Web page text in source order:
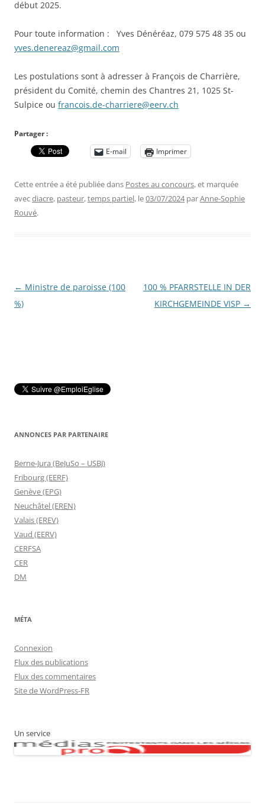
début 2025.
Pour toute information : Yves Dénéréaz, 079 575 48 35 ou
yves.denereaz@gmail.com
Les postulations sont à adresser à François de Charrière,
président du Comité, chemin des Chantres 21, 1025 St-
Sulpice ou francois.de-charriere@eerv.ch
Partager :
E-mail
Imprimer
Cette entrée a été publiée dans Postes au concours, et marquée
avecdiacre, pasteur,temps partiel, le03/07/2024 parAnne-Sophie
Rouvé.
Navigation
des
← Ministre de paroisse (100
%)
100 % PFARRSTELLE IN DER
KIRCHGEMEINDE VISP →
ANNONCES PAR PARTENAIRE
Berne-Jura (BeJuSo – USBJ)
Fribourg (EERF)
Genève (EPG)
Neuchâtel (EREN)
Valais (EREV)
Vaud (EERV)
CERFSA
CER
DM
MÉTA
Connexion
Flux des publications
Flux des commentaires
Site de WordPress-FR
Un service